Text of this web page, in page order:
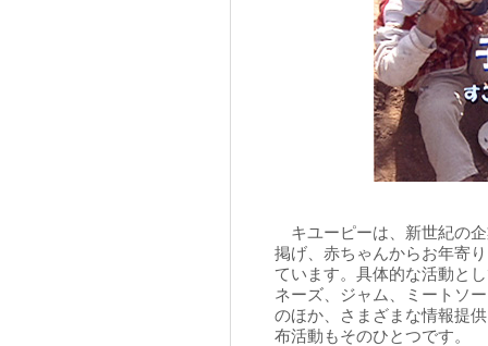
キユーピーは、新世紀の企
掲げ、赤ちゃんからお年寄
ています。具体的な活動と
ネーズ、ジャム、ミートソ
のほか、さまざまな情報提
布活動もそのひとつです。